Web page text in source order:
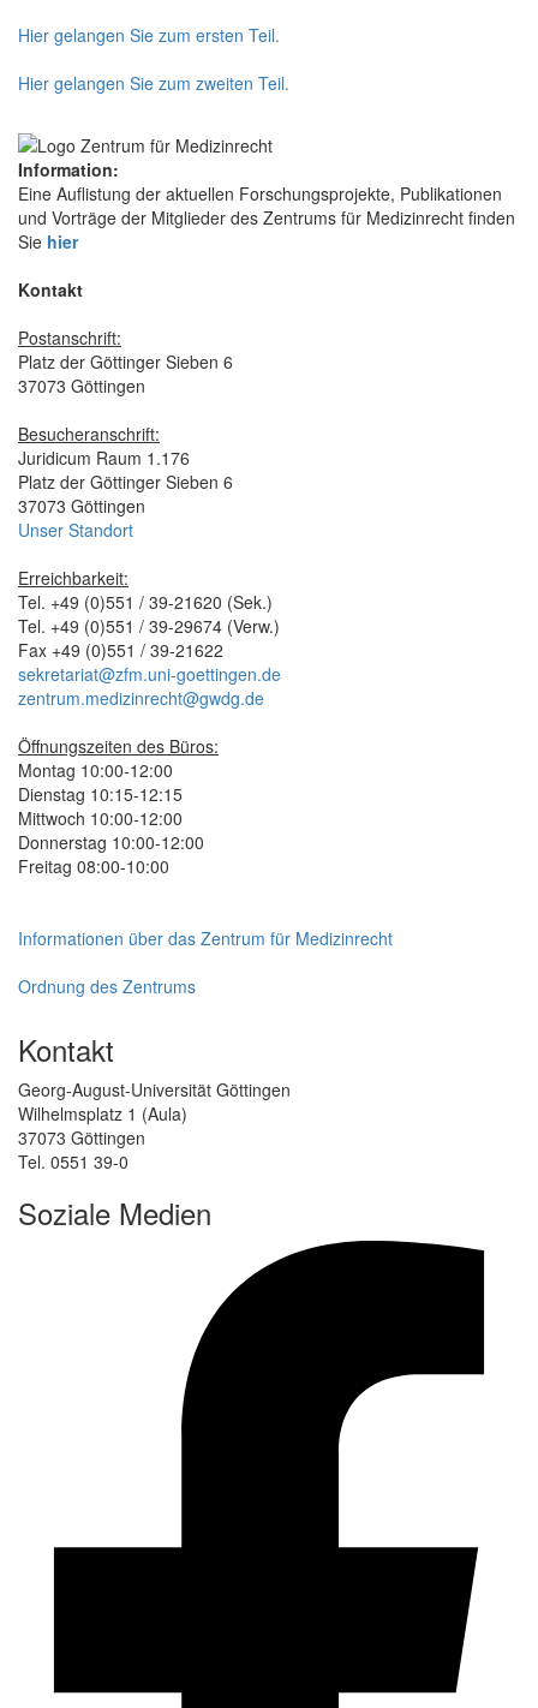
Hier gelangen Sie zum ersten Teil.
Hier gelangen Sie zum zweiten Teil.
Information:
Eine Auflistung der aktuellen Forschungsprojekte, Publikationen
und Vorträge der Mitglieder des Zentrums für Medizinrecht finden
Sie hier
Kontakt
Postanschrift:
Platz der Göttinger Sieben 6
37073 Göttingen
Besucheranschrift:
Juridicum Raum 1.176
Platz der Göttinger Sieben 6
37073 Göttingen
Unser Standort
Erreichbarkeit:
Tel. +49 (0)551 / 39-21620 (Sek.)
Tel. +49 (0)551 / 39-29674 (Verw.)
Fax +49 (0)551 / 39-21622
sekretariat@zfm.uni-goettingen.de
zentrum.medizinrecht@gwdg.de
Öffnungszeiten des Büros:
Montag 10:00-12:00
Dienstag 10:15-12:15
Mittwoch 10:00-12:00
Donnerstag 10:00-12:00
Freitag 08:00-10:00
Informationen über das Zentrum für Medizinrecht
Ordnung des Zentrums
Kontakt
Georg-August-Universität Göttingen
Wilhelmsplatz 1 (Aula)
37073 Göttingen
Tel. 0551 39-0
Soziale Medien